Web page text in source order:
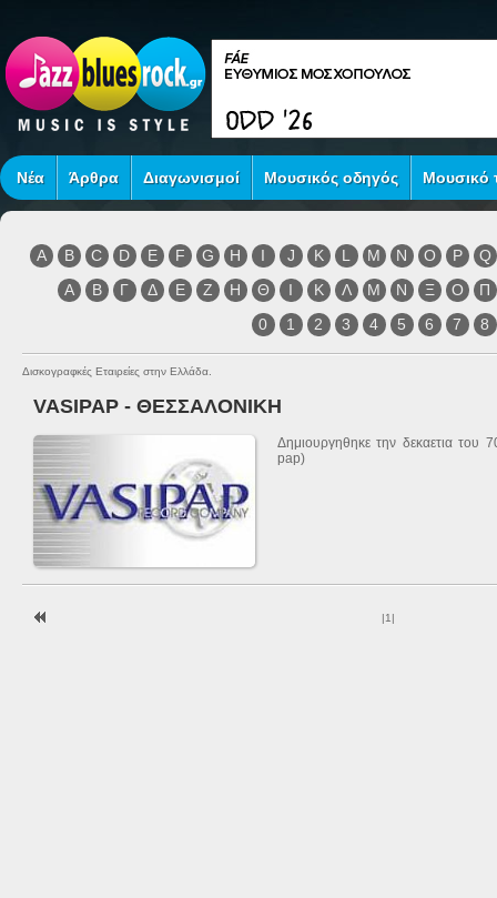
Νέα Άρθρα Διαγωνισμοί Μουσικός οδηγός Μουσικό
A B C D E F G H I J K L M N O P
Q
Α
Β Γ Δ Ε Ζ Η Θ Ι Κ Λ Μ Ν Ξ Ο
Π
0
1 2 3 4 5 6 7 8
Δισκογραφκές Εταιρείες στην Ελλάδα.
VASIPAP - ΘΕΣΣΑΛΟΝΙΚΗ
Δημιουργηθηκε την δεκαετια
pap)
|1 |